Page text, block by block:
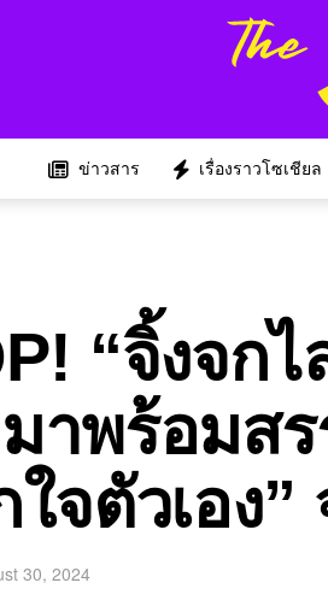
ข่าวสาร เรื่องราวโซเชียล
“จิ้งจกไ
าพร้อมส
จตัวเอง
30, 2024